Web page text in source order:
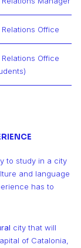
de Laia
Office
de Lucía
Office
de Noelia
to study in a city
and language
has to
city that will
of Catalonia,